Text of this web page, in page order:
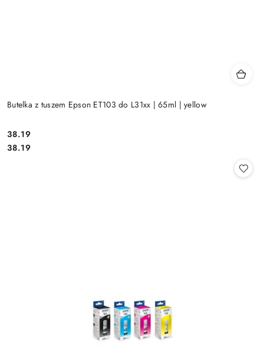
Butelka z tuszem Epson ET103 do L31xx | 65ml | yellow
Cena:
38.19
Cena:
38.19